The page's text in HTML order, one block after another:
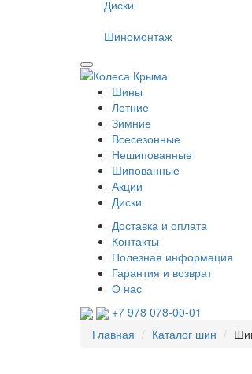
Диски
Шиномонтаж
Шины
Летние
Зимние
Всесезонные
Нешипованные
Шипованные
Акции
Диски
Доставка и оплата
Контакты
Полезная информация
Гарантия и возврат
О нас
+7 978 078-00-01
Главная
Каталог шин